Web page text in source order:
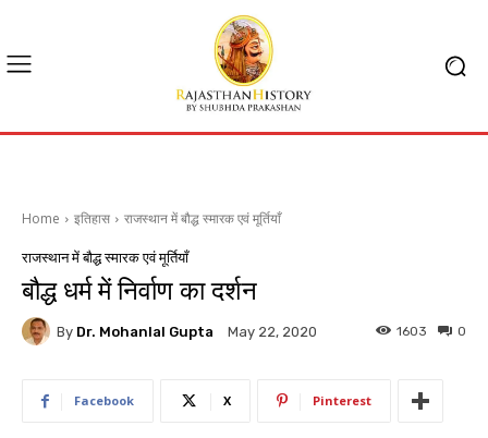
Home इतिहास राजस्थान में बौद्ध स्मारक एवं मूर्तियाँ
राजस्थान में बौद्ध स्मारक एवं मूर्तियाँ
बौद्ध धर्म में निर्वाण का दर्शन
By Dr. Mohanlal Gupta May 22, 2020 0
1603
Facebook X Pinterest